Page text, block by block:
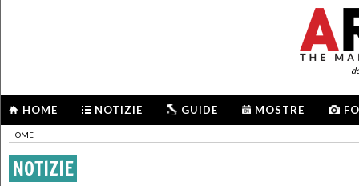
HOME NOTIZIE GUIDE MOSTRE
HOME
NOTIZIE